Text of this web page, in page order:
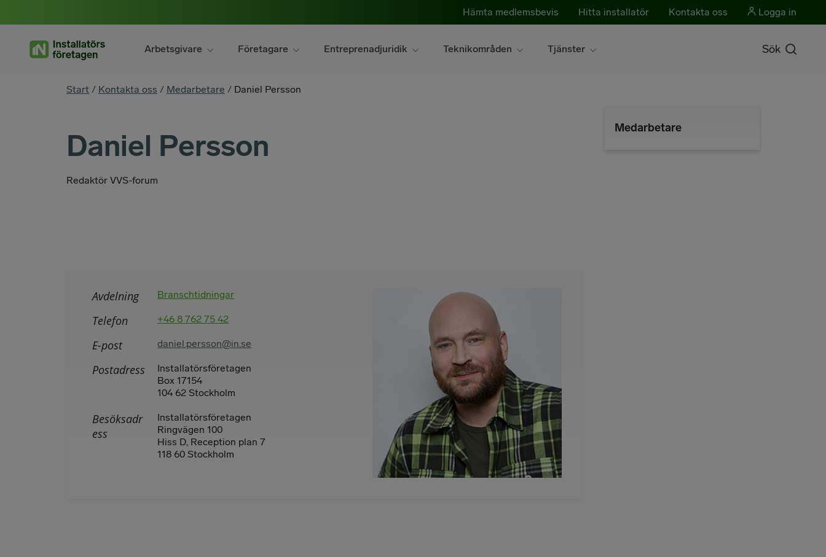
Hämta medlemsbevis Hitta installatör Kontakta oss Logga in
Arbetsgivare Företagare Entreprenadjuridik Teknikområden Tjänster Sök
You
Start / Kontakta oss / Medarbetare / Daniel Persson
Daniel Persson
Redaktör VVS-forum
Avdelning Branschtidningar
Telefon +46 8 762 75 42
E-post daniel.persson@in.se
Postadress
Installatörsföretagen
Box 17154
104 62 Stockholm
Besöksadr
ess
Installatörsföretagen
Ringvägen 100
Hiss D, Reception plan 7
118 60 Stockholm
Medarbetare